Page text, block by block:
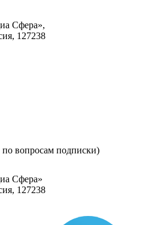
Сфера»,
127238
вопросам подписки)
Сфера»
127238